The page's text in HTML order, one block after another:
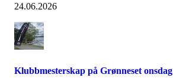
24.06.2026
Klubbmesterskap på Grønneset onsdag